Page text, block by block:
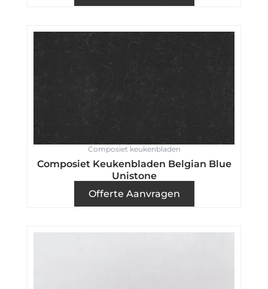
Composiet keukenbladen
Composiet Keukenbladen Belgian Blue
Unistone
Offerte Aanvragen